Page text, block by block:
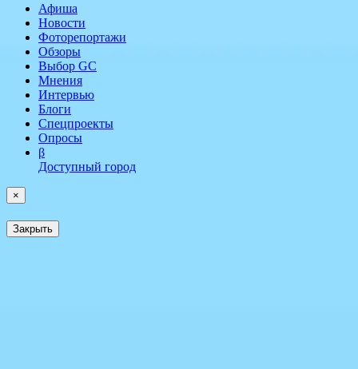
Афиша
Новости
Фоторепортажи
Обзоры
Выбор GC
Мнения
Интервью
Блоги
Спецпроекты
Опросы
β
Доступный город
×
Закрыть